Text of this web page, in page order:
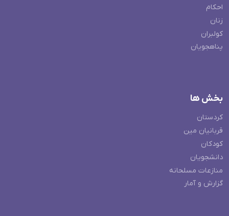
احکام
زنان
کولبران
پناهجویان
بخش ها
کردستان
قربانیان مین
کودکان
دانشجویان
منازعات مسلحانه
گزارش و آمار